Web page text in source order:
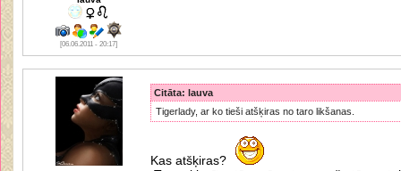
[06.06.2011 - 20:17]
Citāta: lauva
Tigerlady, ar ko tieši atšķiras no taro likšanas.
Kas atšķiras?